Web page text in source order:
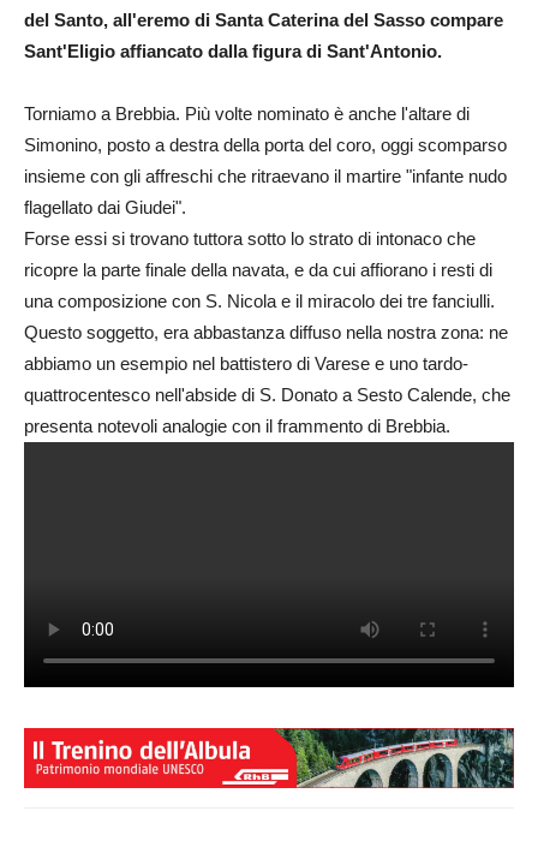
del Santo, all'eremo di Santa Caterina del Sasso compare
Sant'Eligio affiancato dalla figura di Sant'Antonio.
Torniamo a Brebbia. Più volte nominato è anche l'altare di
Simonino, posto a destra della porta del coro, oggi scomparso
insieme con gli affreschi che ritraevano il martire "infante nudo
flagellato dai Giudei".
Forse essi si trovano tuttora sotto lo strato di intonaco che
ricopre la parte finale della navata, e da cui affiorano i resti di
una composizione con S. Nicola e il miracolo dei tre fanciulli.
Questo soggetto, era abbastanza diffuso nella nostra zona: ne
abbiamo un esempio nel battistero di Varese e uno tardo-
quattrocentesco nell'abside di S. Donato a Sesto Calende, che
presenta notevoli analogie con il frammento di Brebbia.